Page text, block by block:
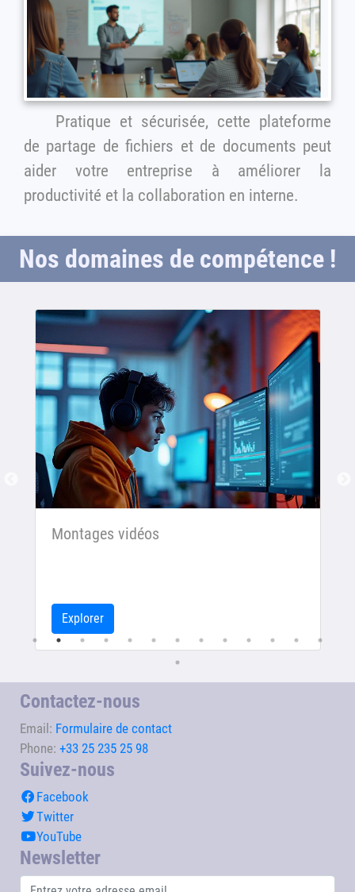
Pratique et sécurisée, cette plateforme
de partage de fichiers et de documents peut
aider votre entreprise à améliorer la
productivité et la collaboration en interne.
Nos domaines de compétence !
Montages vidéos
Explorer
Contactez-nous
Email: Formulaire de contact
Phone: +33 25 235 25 98
Suivez-nous
Facebook
Twitter
YouTube
Newsletter